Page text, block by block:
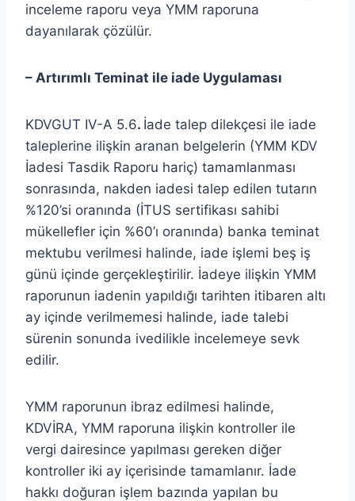
inceleme raporu veya YMM raporuna
dayanılarak çözülür.
– Artırımlı Teminat ile iade Uygulaması
KDVGUT IV-A 5.6. İade talep dilekçesi ile iade
taleplerine ilişkin aranan belgelerin (YMM KDV
İadesi Tasdik Raporu hariç) tamamlanması
sonrasında, nakden iadesi talep edilen tutarın
%120’si oranında (İTUS sertifikası sahibi
mükellefler için %60’ı oranında) banka teminat
mektubu verilmesi halinde, iade işlemi beş iş
günü içinde gerçekleştirilir. İadeye ilişkin YMM
raporunun iadenin yapıldığı tarihten itibaren altı
ay içinde verilmemesi halinde, iade talebi
sürenin sonunda ivedilikle incelemeye sevk
edilir.
YMM raporunun ibraz edilmesi halinde,
KDVİRA, YMM raporuna ilişkin kontroller ile
vergi dairesince yapılması gereken diğer
kontroller iki ay içerisinde tamamlanır. İade
hakkı doğuran işlem bazında yapılan bu